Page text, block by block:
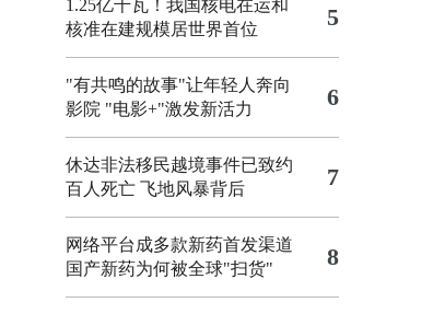
1.25亿千瓦！我国核电在运和
核准在建规模居世界首位
5
"有共鸣的故事"让年轻人奔向
影院 "电影+"激发新活力 6
休达非法移民越境事件已致约
百人死亡 飞地风暴背后 7
网络平台成多款新药首发渠道
国产新药为何被全球"扫货"
8